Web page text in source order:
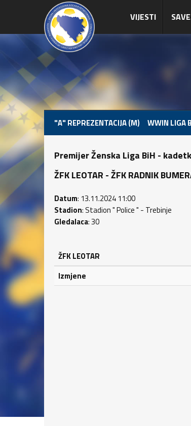
VIJESTI
"A" REPREZENTACIJA (M) WWIN LIGA
Premijer Ženska Liga BiH -
ŽFK LEOTAR - ŽFK RADNIK
Datum: 13.11.2024 11:00
Stadion: Stadion " Police " - Trebinje
Gledalaca: 30
ŽFK LEOTAR
Izmjene